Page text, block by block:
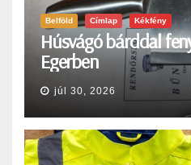
Belföld Címlap Kékfény
Húsvágó bárddal
Egerben
júl 30, 2026